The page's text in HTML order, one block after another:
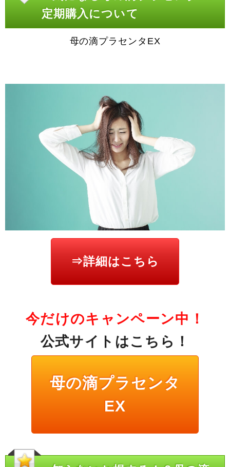
定期購入について
母の滴プラセンタEX
⇒詳細はこちら
今だけのキャンペーン中！
公式サイトはこちら！
母の滴プラセンタ
EX